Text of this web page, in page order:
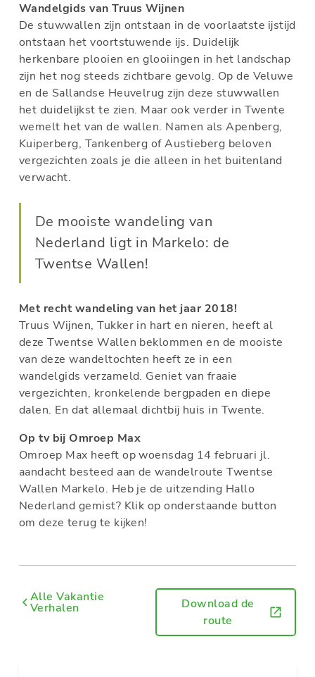
Wandelgids van Truus Wijnen
De stuwwallen zijn ontstaan in de voorlaatste ijstijd
ontstaan het voortstuwende ijs. Duidelijk
herkenbare plooien en glooiingen in het landschap
zijn het nog steeds zichtbare gevolg. Op de Veluwe
en de Sallandse Heuvelrug zijn deze stuwwallen
het duidelijkst te zien. Maar ook verder in Twente
wemelt het van de wallen. Namen als Apenberg,
Kuiperberg, Tankenberg of Austieberg beloven
vergezichten zoals je die alleen in het buitenland
verwacht.
De mooiste wandeling van
Nederland ligt in Markelo: de
Twentse Wallen!
Met recht wandeling van het jaar 2018!
Truus Wijnen, Tukker in hart en nieren, heeft al
deze Twentse Wallen beklommen en de mooiste
van deze wandeltochten heeft ze in een
wandelgids verzameld. Geniet van fraaie
vergezichten, kronkelende bergpaden en diepe
dalen. En dat allemaal dichtbij huis in Twente.
Op tv bij Omroep Max
Omroep Max heeft op woensdag 14 februari jl.
aandacht besteed aan de wandelroute Twentse
Wallen Markelo. Heb je de uitzending Hallo
Nederland gemist? Klik op onderstaande button
om deze terug te kijken!
Alle Vakantie
Verhalen
Download de
route